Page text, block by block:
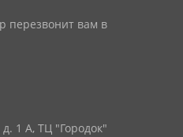
перезвонит вам в
1 А, ТЦ "Городок"